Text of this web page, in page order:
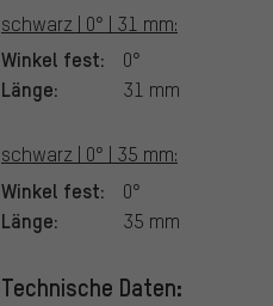
schwarz | 0° | 31 mm:
Winkel fest: 0°
Länge: 31 mm
schwarz | 0° | 35 mm:
Winkel fest: 0°
Länge: 35 mm
Technische Daten: